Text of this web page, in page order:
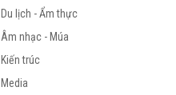
Du lịch - Ẩm thực
Âm nhạc - Múa
Kiến trúc
Media